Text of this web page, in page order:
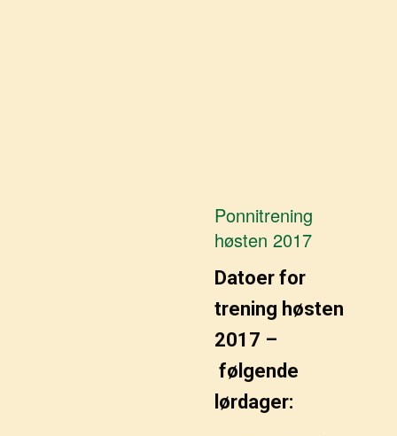
Ponnitrening
høsten 2017
Datoer for
trening høsten
2017 –
følgende
lørdager: